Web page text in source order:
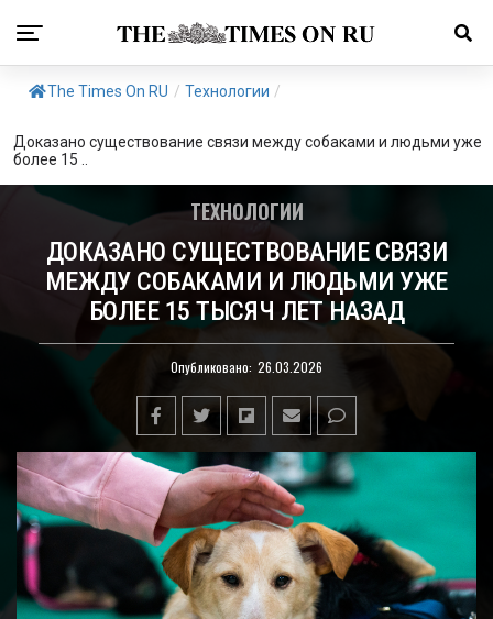
The Times On RU / Технологии /
Доказано существование связи между собаками и людьми уже
более 15 ..
ТЕХНОЛОГИИ
ДОКАЗАНО СУЩЕСТВОВАНИЕ СВЯЗИ
МЕЖДУ СОБАКАМИ И ЛЮДЬМИ УЖЕ
БОЛЕЕ 15 ТЫСЯЧ ЛЕТ НАЗАД
Опубликовано: 26.03.2026